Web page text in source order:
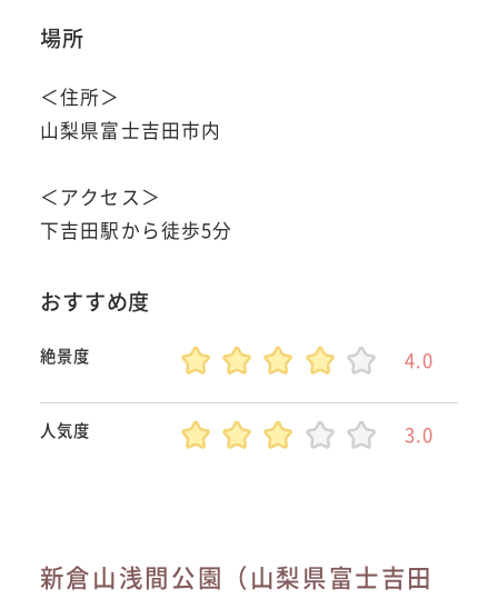
場所
＜住所＞
山梨県富士吉田市内
＜アクセス＞
下吉田駅から徒歩5分
おすすめ度
絶景度 4.0
人気度 3.0
新倉山浅間公園（山梨県富士吉田